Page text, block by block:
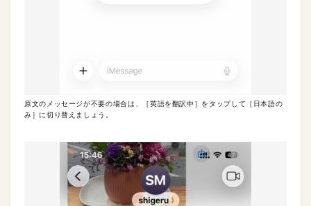
原文のメッセージが不要の場合は、［英語を翻訳中］をタップして［日本語の
み］に切り替えましょう。